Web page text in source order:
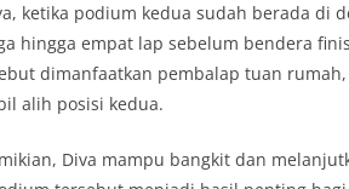
ketika podium kedua sudah berada di
hingga empat lap sebelum bendera
dimanfaatkan pembalap tuan
alih posisi kedua.
Diva mampu bangkit dan